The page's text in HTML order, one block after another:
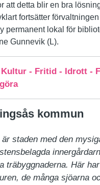
att detta blir en bra
fortsätter
permanent lokal för
Gunnevik (L).
Kultur - Fritid - Idrott -
kommun
staden med den
träbyggnaderna. Här
de många sjöarna